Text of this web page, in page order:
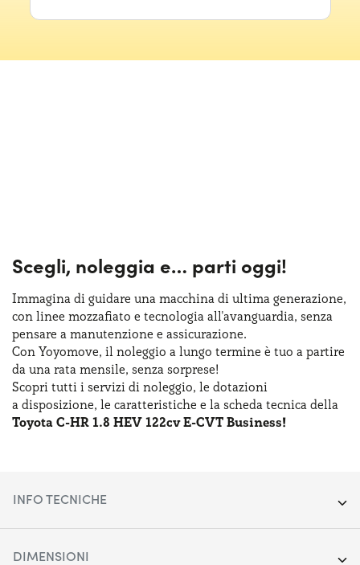
Scegli, noleggia e… parti oggi!
Immagina di guidare una macchina di ultima generazione,
con linee mozzafiato e tecnologia all'avanguardia, senza
pensare a manutenzione e assicurazione.
Con Yoyomove, il noleggio a lungo termine è tuo a partire
da una rata mensile, senza sorprese!
Scopri tutti i servizi di noleggio, le dotazioni
a disposizione, le caratteristiche e la scheda tecnica della
Toyota C-HR 1.8 HEV 122cv E-CVT Business!
INFO TECNICHE
DIMENSIONI